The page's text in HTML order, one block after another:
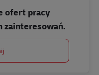
ofert pracy
zainteresowań.